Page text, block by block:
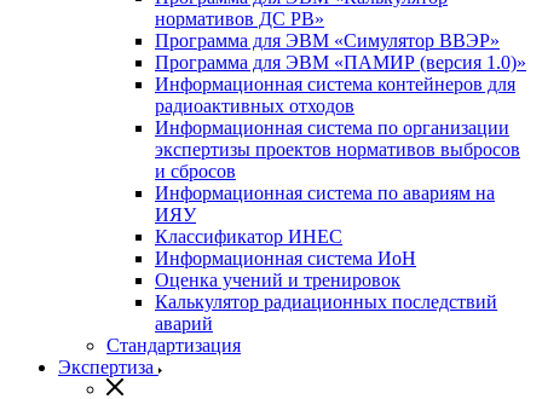
нормативов ДС РВ»
Программа для ЭВМ «Симулятор ВВЭР»
Программа для ЭВМ «ПАМИР (версия 1.0)»
Информационная система контейнеров для
радиоактивных отходов
Информационная система по организации
экспертизы проектов нормативов выбросов
и сбросов
Информационная система по авариям на
ИЯУ
Классификатор ИНЕС
Информационная система ИоН
Оценка учений и тренировок
Калькулятор радиационных последствий
аварий
Стандартизация
Экспертиза